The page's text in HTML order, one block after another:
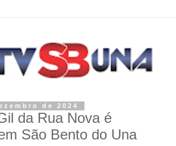
de 2024
da Rua Nova é
São Bento do Una